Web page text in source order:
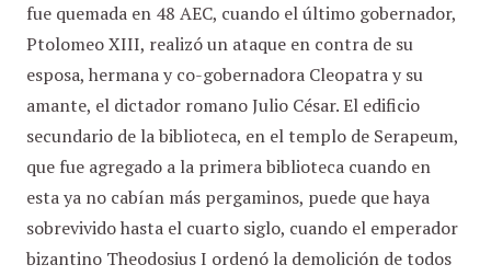
fue quemada en 48 AEC, cuando el último gobernador,
Ptolomeo XIII, realizó un ataque en contra de su
esposa, hermana y co-gobernadora Cleopatra y su
amante, el dictador romano Julio César. El edificio
secundario de la biblioteca, en el templo de Serapeum,
que fue agregado a la primera biblioteca cuando en
esta ya no cabían más pergaminos, puede que haya
sobrevivido hasta el cuarto siglo, cuando el emperador
bizantino Theodosius I ordenó la demolición de todos